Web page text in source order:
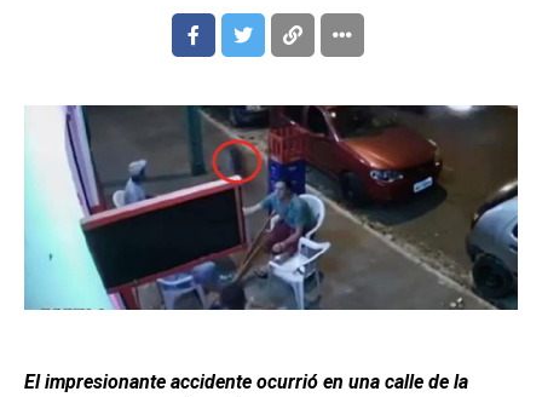
El impresionante accidente ocurrió en una calle de la